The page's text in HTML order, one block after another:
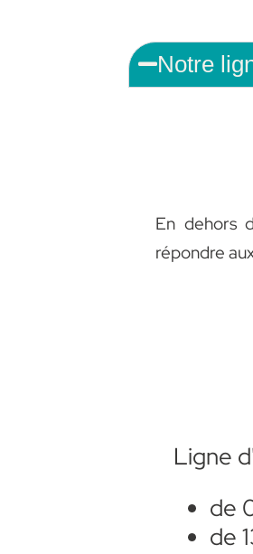
Notre
En dehors
répondre
Ligne
de
de